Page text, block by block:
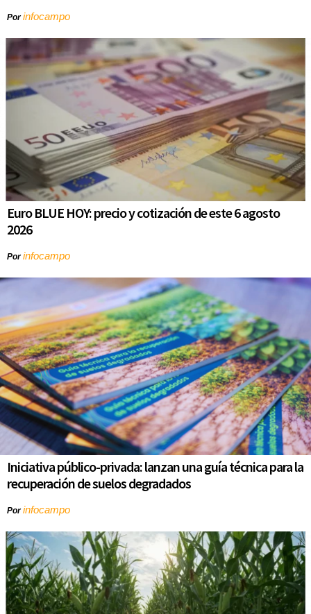
Porinfocampo
Euro BLUE HOY: precio y cotización de este 6 agosto
2026
Porinfocampo
Iniciativa público-privada: lanzan una guía técnica para la
recuperación de suelos degradados
Porinfocampo